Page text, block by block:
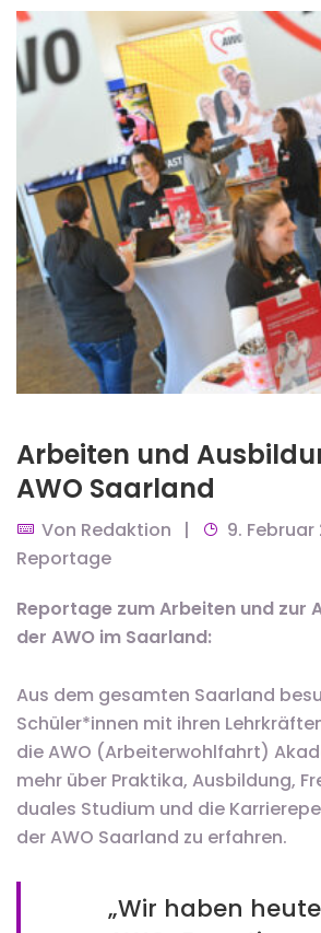
Arbeiten und
AWO Saarland
Von Redaktion
9. Februar
Reportage
Reportage zum Arbeiten und zur
der AWO im Saarland:
Aus dem gesamten Saarland
Schüler*innen mit ihren
die AWO (Arbeiterwohlfahrt)
mehr über Praktika, Ausbildung,
duales Studium und die
der AWO Saarland zu erfahren.
„Wir haben